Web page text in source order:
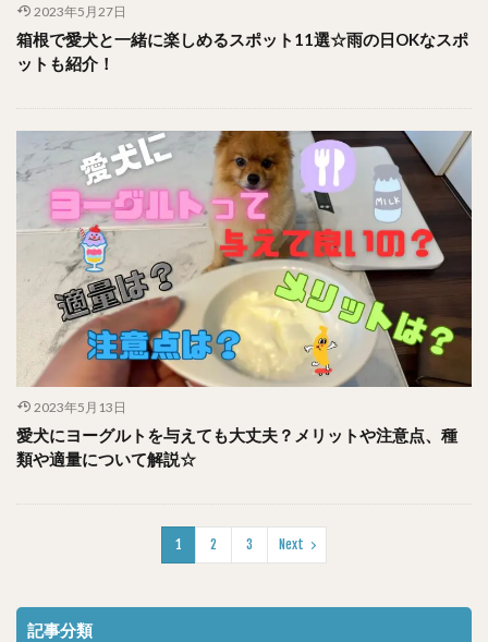
2023年5月27日
箱根で愛犬と一緒に楽しめるスポット11選☆雨の日OKなスポ
ットも紹介！
2023年5月13日
愛犬にヨーグルトを与えても大丈夫？メリットや注意点、種
類や適量について解説☆
1 2 3 Next
記事分類